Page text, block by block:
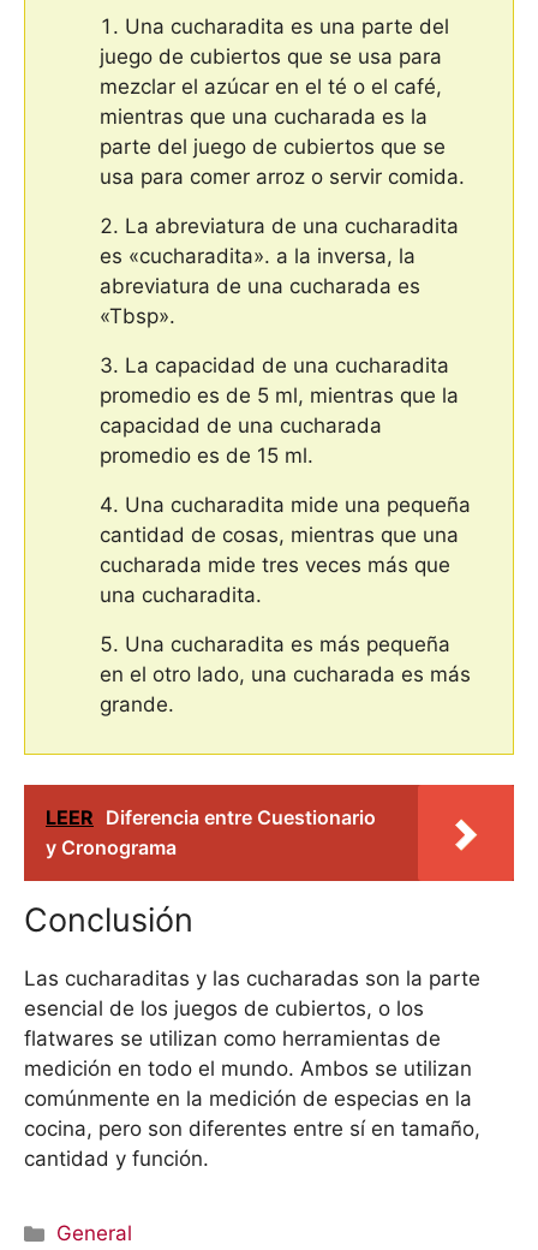
Una cucharadita es una parte del
juego de cubiertos que se usa para
mezclar el azúcar en el té o el café,
mientras que una cucharada es la
parte del juego de cubiertos que se
usa para comer arroz o servir comida.
La abreviatura de una cucharadita
es «cucharadita». a la inversa, la
abreviatura de una cucharada es
«Tbsp».
La capacidad de una cucharadita
promedio es de 5 ml, mientras que la
capacidad de una cucharada
promedio es de 15 ml.
Una cucharadita mide una pequeña
cantidad de cosas, mientras que una
cucharada mide tres veces más que
una cucharadita.
Una cucharadita es más pequeña
en el otro lado, una cucharada es más
grande.
LEER Diferencia entre Cuestionario
y Cronograma
Conclusión
Las cucharaditas y las cucharadas son la parte
esencial de los juegos de cubiertos, o los
flatwares se utilizan como herramientas de
medición en todo el mundo. Ambos se utilizan
comúnmente en la medición de especias en la
cocina, pero son diferentes entre sí en tamaño,
cantidad y función.
Categorías
General